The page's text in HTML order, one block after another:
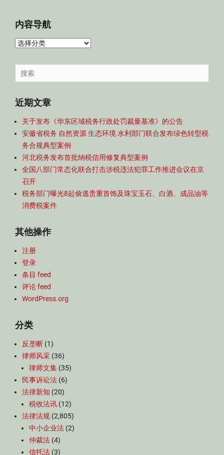
内容导航
内
导
航
Search
for:
近期文章
关于发布《华东区域税务行政处罚裁量基准》的公告
安徽省税务 自然资源 生态环境 水利部门联合发布绿色转型税
务合规典型案例
河北税务发布首批纳税信用修复典型案例
全国八部门常态化联合打击涉税违法犯罪工作推进会议在京
召开
税务部门曝光8起偷逃贵重首饰及珠宝玉石、白酒、成品油等
消费税案件
其他操作
注册
登录
条目 feed
评论 feed
WordPress.org
分类
反垄断 (1)
律师风采 (36)
律师文集 (35)
民事诉讼法 (6)
法律新知 (20)
税收法讯 (12)
法律法规 (2,805)
中小企业法 (2)
仲裁法 (4)
信托法 (3)